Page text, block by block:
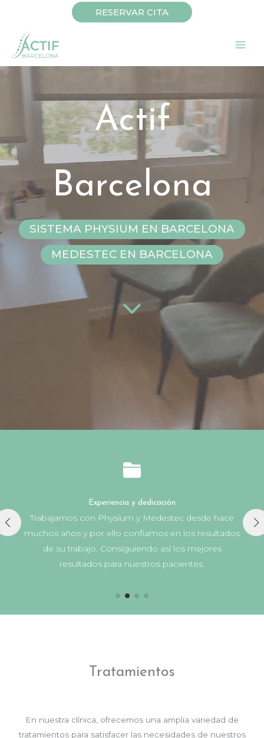
contenido
RESERVAR CITA
Actif
Barcelona
SISTEMA PHYSIUM EN BARCELONA
MEDESTEC EN BARCELONA
Experiencia y dedicación
Trabajamos con Physium y Medestec desde hace
muchos años y por ello confiamos en los resultados
de su trabajo. Consiguiendo así los mejores
resultados para nuestros pacientes.
Tratamientos
En nuestra clínica, ofrecemos una amplia variedad de
tratamientos para satisfacer las necesidades de nuestros